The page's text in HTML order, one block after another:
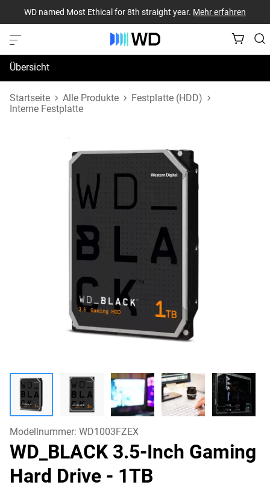
WD named Most Ethical for 8th straight year. Mehr erfahren
Übersicht
Technische Daten
Startseite Alle Produkte
Festplatte (HDD)
Interne Festplatte
Modellnummer: WD1003FZEX
WD_BLACK 3.5-Inch Gaming
Hard Drive - 1TB